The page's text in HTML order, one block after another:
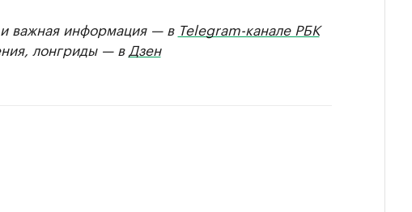
важная информация — в Telegram-канале РБК
лонгриды — в Дзен